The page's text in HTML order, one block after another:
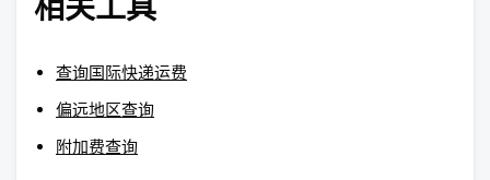
相关工具
查询国际快递运费
偏远地区查询
附加费查询